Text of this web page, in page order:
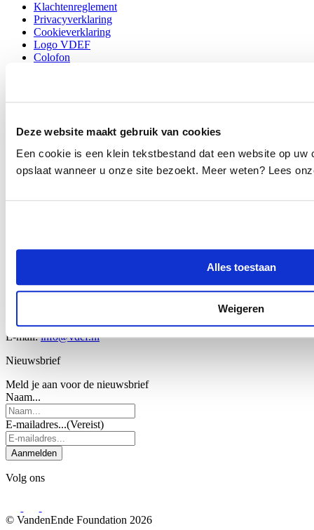
Deze website maakt gebruik van cookies
Een cookie is een klein tekstbestand dat een website op uw
opslaat wanneer u onze site bezoekt. Meer weten? Lees
Alles toestaan
Weigeren
Klachtenreglement
Privacyverklaring
Cookieverklaring
Logo VDEF
Colofon
Klachtenreglement
Cookieverklaring
Colofon
Postadres
Postbus 75461
020 – 57 45 075
E-mail:info@vdef.nl
Nieuwsbrief
Meld je aan voor de nieuwsbrief
Naam...
E-mailadres...(Vereist)
Aanmelden
Volg ons
© VandenEnde Foundation 2026